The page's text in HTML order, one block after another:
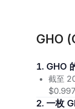
GHO
1.
截至
2. 一枚